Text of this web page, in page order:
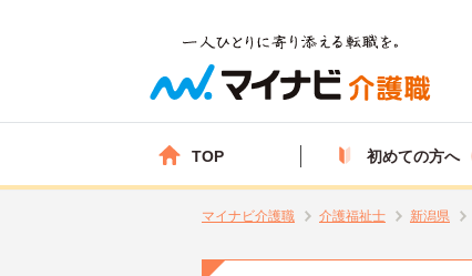
TOP 初めての方へ
マイナビ介護職 介護福祉士 新潟県